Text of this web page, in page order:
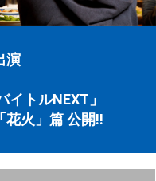
演
トルNEXT」
花火」篇 公開!!